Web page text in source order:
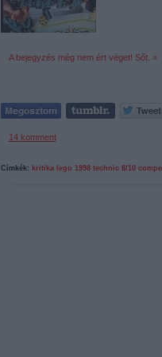
A bejegyzés még nem ért véget! Sőt. »
14komment
Címkék: kritika lego 1998 technic 8/10